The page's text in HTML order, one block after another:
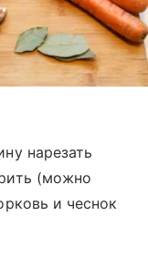
нарезать
(можно
и чеснок